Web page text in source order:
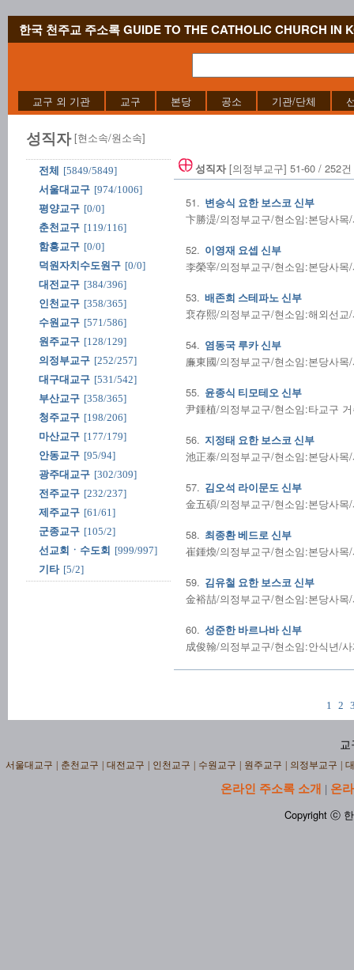
한국 천주교 주소록 GUIDE TO THE CATHOLIC CHURCH IN
교구 외 기관 교구 본당 공소 기관/단체
성직자 [현소속/원소속]
전체
[5849/5849]
서울대교구 [974/1006]
평양교구 [0/0]
춘천교구 [119/116]
함흥교구 [0/0]
덕원자치수도원구 [0/0]
대전교구 [384/396]
인천교구 [358/365]
수원교구 [571/586]
원주교구 [128/129]
의정부교구 [252/257]
대구대교구 [531/542]
부산교구 [358/365]
청주교구 [198/206]
마산교구 [177/179]
안동교구 [95/94]
광주대교구 [302/309]
전주교구 [232/237]
제주교구 [61/61]
군종교구 [105/2]
선교회ㆍ수도회 [999/997]
기타 [5/2]
성직자[의정부교구] 51-60 / 252건
51. 변승식 요한 보스코 신부
卞勝湜/의정부교구/현소임:본당사목
52. 이영재 요셉 신부
李榮宰/의정부교구/현소임:본당사목
53. 배존희 스테파노 신부
裵存熙/의정부교구/현소임:해외선교
54. 염동국 루카 신부
廉東國/의정부교구/현소임:본당사목
55. 윤종식 티모테오 신부
尹鍾植/의정부교구/현소임:타교구
56. 지정태 요한 보스코 신부
池正泰/의정부교구/현소임:본당사목
57. 김오석 라이문도 신부
金五碩/의정부교구/현소임:본당사목
58. 최종환 베드로 신부
崔鍾煥/의정부교구/현소임:본당사목
59. 김유철 요한 보스코 신부
金裕喆/의정부교구/현소임:본당사목
60. 성준한 바르나바 신부
成俊翰/의정부교구/현소임:안식년/
1 2
교
서울대교구 춘천교구 대전교구 인천교구 수원교구 원주교구 의정부교구
온라인 주소록 소개 | 온
Copyright ⓒ